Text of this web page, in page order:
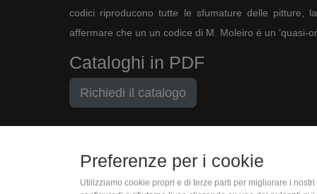
codici riproducono tutte le sfumature delle pitture,
affermare che un un codice di M. Moleiro è un 'quasi-
Cataloghi in PDF
Richiedi il catalogo
(+39) 06 9450 1915
Preferenze per i cookie
Utilizziamo cookie propri e di terze parti per migliorare i